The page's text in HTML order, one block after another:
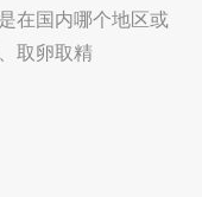
在国内哪个地区或
取卵取精